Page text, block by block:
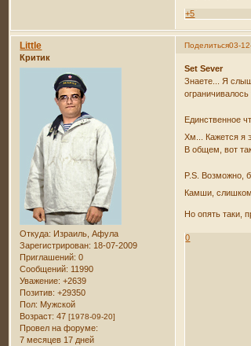
+5
Поделиться03-
Little
Критик
Откуда: Израиль, Афула
Зарегистрирован: 18-07-2009
Приглашений: 0
Сообщений: 11990
Уважение: +2639
Позитив: +29350
Пол: Мужской
Возраст: 47[1978-09-20]
Провел на форуме:
7 месяцев 17 дней
Set Sever
Знаете... Я
Единственное
Хм... Кажется я
В общем, вот
P.S. Возможно,
Камши, слишком
Но опять таки,
0